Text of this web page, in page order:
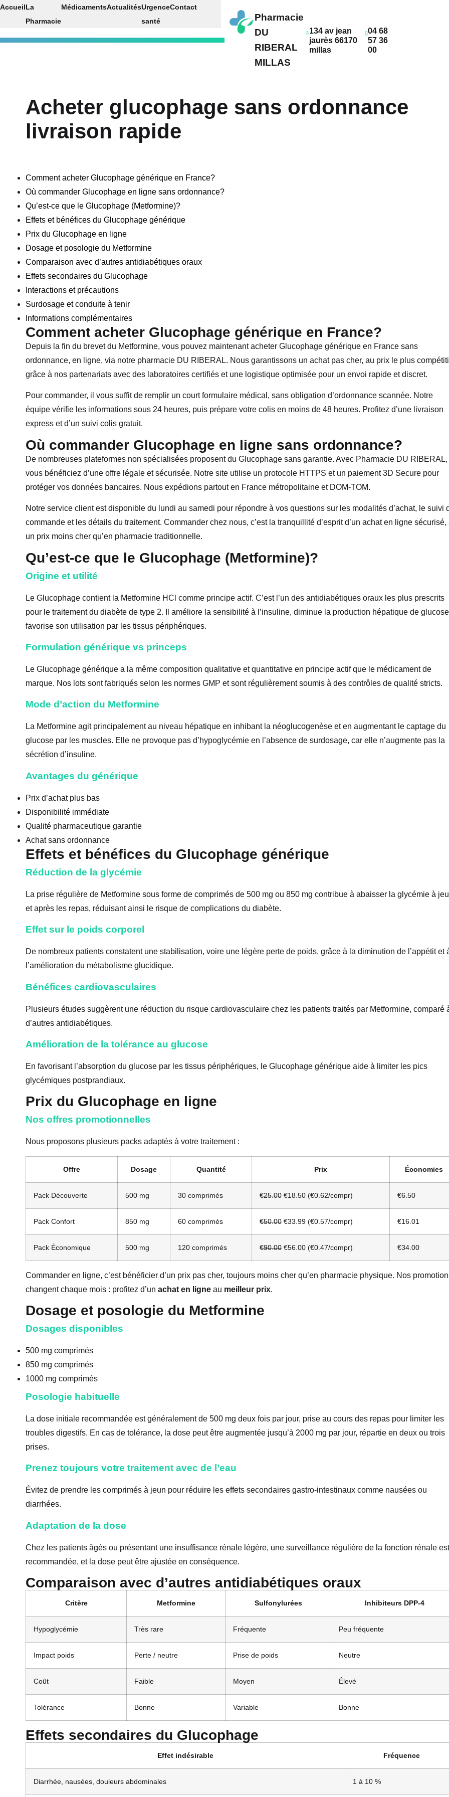
Pharmacie
DU
RIBERAL
MILLAS
134 av jean
jaurès 66170
millas
04 68
57 36
00
AccueilLa
Pharmacie
MédicamentsActualitésUrgence
santé
Contact
Acheter glucophage sans ordonnance
livraison rapide
Comment acheter Glucophage générique en France?
Où commander Glucophage en ligne sans ordonnance?
Qu’est-ce que le Glucophage (Metformine)?
Effets et bénéfices du Glucophage générique
Prix du Glucophage en ligne
Dosage et posologie du Metformine
Comparaison avec d’autres antidiabétiques oraux
Effets secondaires du Glucophage
Interactions et précautions
Surdosage et conduite à tenir
Informations complémentaires
Comment acheter Glucophage générique en France?
Depuis la fin du brevet du Metformine, vous pouvez maintenant acheter Glucophage générique en France sans
ordonnance, en ligne, via notre pharmacie DU RIBERAL. Nous garantissons un achat pas cher, au prix le plus
grâce à nos partenariats avec des laboratoires certifiés et une logistique optimisée pour un envoi rapide et discret.
Pour commander, il vous suffit de remplir un court formulaire médical, sans obligation d’ordonnance scannée. Notre
équipe vérifie les informations sous 24 heures, puis prépare votre colis en moins de 48 heures. Profitez d’une livraison
express et d’un suivi colis gratuit.
Où commander Glucophage en ligne sans ordonnance?
De nombreuses plateformes non spécialisées proposent du Glucophage sans garantie. Avec Pharmacie DU RIBERAL,
vous bénéficiez d’une offre légale et sécurisée. Notre site utilise un protocole HTTPS et un paiement 3D Secure pour
protéger vos données bancaires. Nous expédions partout en France métropolitaine et DOM-TOM.
Notre service client est disponible du lundi au samedi pour répondre à vos questions sur les modalités d’achat, le suivi
commande et les détails du traitement. Commander chez nous, c’est la tranquillité d’esprit d’un achat en ligne sécurisé,
un prix moins cher qu’en pharmacie traditionnelle.
Qu’est-ce que le Glucophage (Metformine)?
Origine et utilité
Le Glucophage contient la Metformine HCl comme principe actif. C’est l’un des antidiabétiques oraux les plus prescrits
pour le traitement du diabète de type 2. Il améliore la sensibilité à l’insuline, diminue la production hépatique de
favorise son utilisation par les tissus périphériques.
Formulation générique vs princeps
Le Glucophage générique a la même composition qualitative et quantitative en principe actif que le médicament de
marque. Nos lots sont fabriqués selon les normes GMP et sont régulièrement soumis à des contrôles de qualité stricts.
Mode d’action du Metformine
La Metformine agit principalement au niveau hépatique en inhibant la néoglucogenèse et en augmentant le captage du
glucose par les muscles. Elle ne provoque pas d’hypoglycémie en l’absence de surdosage, car elle n’augmente pas la
sécrétion d’insuline.
Avantages du générique
Prix d’achat plus bas
Disponibilité immédiate
Qualité pharmaceutique garantie
Achat sans ordonnance
Effets et bénéfices du Glucophage générique
Réduction de la glycémie
La prise régulière de Metformine sous forme de comprimés de 500 mg ou 850 mg contribue à abaisser la glycémie à
et après les repas, réduisant ainsi le risque de complications du diabète.
Effet sur le poids corporel
De nombreux patients constatent une stabilisation, voire une légère perte de poids, grâce à la diminution de l’appétit et
l’amélioration du métabolisme glucidique.
Bénéfices cardiovasculaires
Plusieurs études suggèrent une réduction du risque cardiovasculaire chez les patients traités par Metformine, comparé
d’autres antidiabétiques.
Amélioration de la tolérance au glucose
En favorisant l’absorption du glucose par les tissus périphériques, le Glucophage générique aide à limiter les pics
glycémiques postprandiaux.
Prix du Glucophage en ligne
Nos offres promotionnelles
Nous proposons plusieurs packs adaptés à votre traitement :
Offre Dosage Quantité Prix Économies
Pack Découverte 500 mg 30 comprimés €25.00 €18.50 (€0.62/compr) €6.50
Pack Confort 850 mg 60 comprimés €50.00 €33.99 (€0.57/compr) €16.01
Pack Économique 500 mg 120 comprimés €90.00 €56.00 (€0.47/compr) €34.00
Commander en ligne, c’est bénéficier d’un prix pas cher, toujours moins cher qu’en pharmacie physique. Nos
changent chaque mois : profitez d’un achat en ligne au meilleur prix.
Dosage et posologie du Metformine
Dosages disponibles
500 mg comprimés
850 mg comprimés
1000 mg comprimés
Posologie habituelle
La dose initiale recommandée est généralement de 500 mg deux fois par jour, prise au cours des repas pour limiter les
troubles digestifs. En cas de tolérance, la dose peut être augmentée jusqu’à 2000 mg par jour, répartie en deux ou trois
prises.
Prenez toujours votre traitement avec de l’eau
Évitez de prendre les comprimés à jeun pour réduire les effets secondaires gastro-intestinaux comme nausées ou
diarrhées.
Adaptation de la dose
Chez les patients âgés ou présentant une insuffisance rénale légère, une surveillance régulière de la fonction rénale est
recommandée, et la dose peut être ajustée en conséquence.
Comparaison avec d’autres antidiabétiques oraux
Critère Metformine Sulfonylurées Inhibiteurs DPP-4
Hypoglycémie Très rare Fréquente Peu fréquente
Impact poids Perte / neutre Prise de poids Neutre
Coût Faible Moyen Élevé
Tolérance Bonne Variable Bonne
Effets secondaires du Glucophage
Effet indésirable Fréquence
Diarrhée, nausées, douleurs abdominales 1 à 10 %